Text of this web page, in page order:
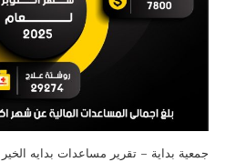
جمعية بداية – تقرير مساعدات بدايه الخير